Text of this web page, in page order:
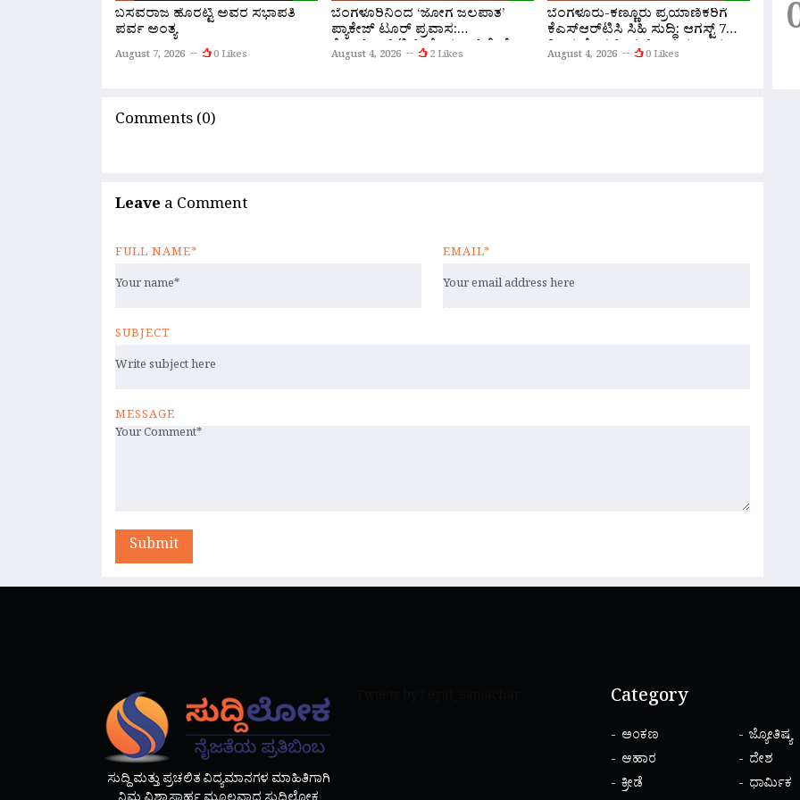
ಬಸವರಾಜ ಹೊರಟ್ಟಿ ಅವರ ಸಭಾಪತಿ
ಪರ್ವ ಅಂತ್ಯ
August 7, 2026 0 Likes
ಬೆಂಗಳೂರಿನಿಂದ ‘ಜೋಗ ಜಲಪಾತ’
ಪ್ಯಾಕೇಜ್ ಟೂರ್ ಪ್ರವಾಸ:
ಕೆ.ಎಸ್.ಆರ್.ಟಿ.ಸಿ ಹೊಸ ಬಸ್ ಸೇವೆ
ಆರಂಭ
August 4, 2026 2 Likes
ಬೆಂಗಳೂರು-ಕಣ್ಣೂರು ಪ್ರಯಾಣಿಕರಿಗೆ
ಕೆಎಸ್‌ಆರ್‌ಟಿಸಿ ಸಿಹಿ ಸುದ್ದಿ: ಆಗಸ್ಟ್ 7
ರಿಂದ ಹೊಸ ಸ್ಲೀಪರ್ ಬಸ್ ಸಂಚಾರ
ಆರಂಭ; ಇಲ್ಲಿದೆ ಸಮಯ, ದರದ ಪಟ್ಟಿ!
August 4, 2026 0 Likes
Comments (0)
Leave a Comment
FULL NAME* EMAIL*
SUBJECT
MESSAGE
Submit
ಸುದ್ದಿ ಮತ್ತು ಪ್ರಚಲಿತ ವಿದ್ಯಮಾನಗಳ ಮಾಹಿತಿಗಾಗಿ
Category
ಅಂಕಣ
ಆಹಾರ
ಕ್ರೀಡೆ
ಜ್ಯೋತಿಷ್ಯ
ದೇಶ
ಧಾರ್ಮಿಕ